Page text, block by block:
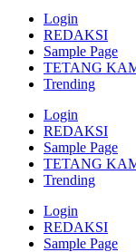
Login
REDAKSI
Sample Page
TETANG
Trending
Login
REDAKSI
Sample Page
TETANG
Trending
Login
REDAKSI
Sample Page